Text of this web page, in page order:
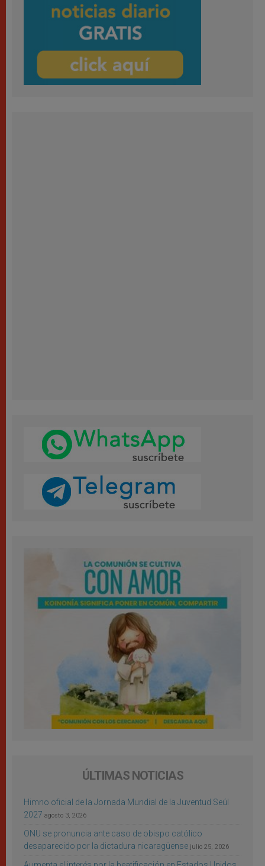
ÚLTIMAS NOTICIAS
Himno oficial de la Jornada Mundial de la Juventud Seúl
2027 agosto 3, 2026
ONU se pronuncia ante caso de obispo católico
desaparecido por la dictadura nicaragüense julio 25, 2026